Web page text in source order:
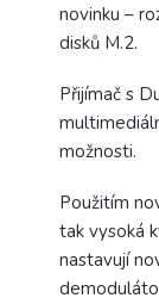
novinku –
disků M.2.
Přijímač s
možnosti.
Použitím
tak vysoká
nastavují